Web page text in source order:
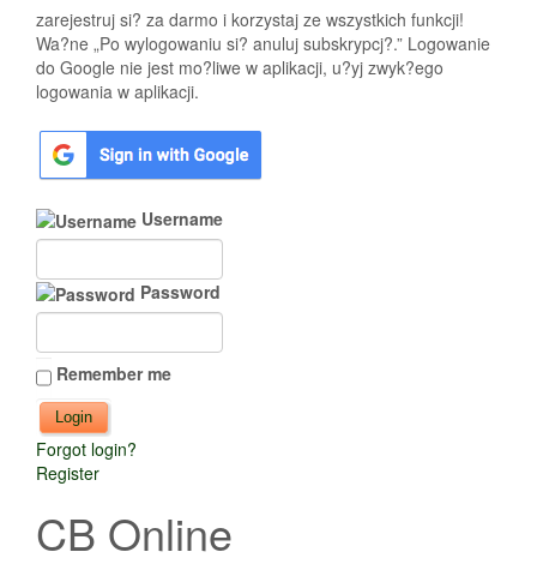
zarejestruj si? za darmo i korzystaj ze wszystkich funkcji!
Wa?ne „Po wylogowaniu si? anuluj subskrypcj?.” Logowanie
do Google nie jest mo?liwe w aplikacji, u?yj zwyk?ego
logowania w aplikacji.
Username
Password
Remember me
Forgot login?
Register
CB Online